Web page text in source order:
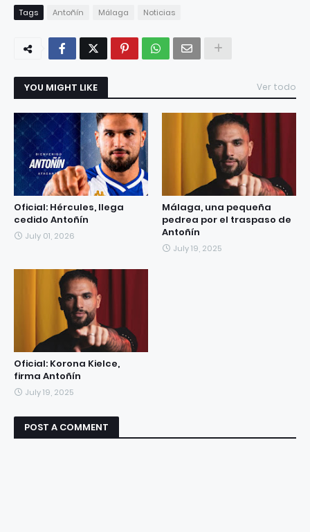
Tags Antoñín Málaga Noticias
YOU MIGHT LIKE Ver todo
Oficial: Hércules, llega
cedido Antoñín
July 01, 2026
Málaga, una pequeña
pedrea por el traspaso de
Antoñín
July 19, 2025
Oficial: Korona Kielce,
firma Antoñín
July 19, 2025
POST A COMMENT